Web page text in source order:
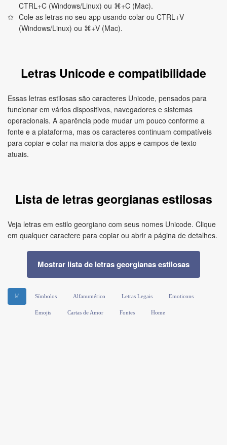
CTRL+C (Windows/Linux) ou ⌘+C (Mac).
Cole as letras no seu app usando colar ou CTRL+V
(Windows/Linux) ou ⌘+V (Mac).
Letras Unicode e compatibilidade
Essas letras estilosas são caracteres Unicode, pensados para
funcionar em vários dispositivos, navegadores e sistemas
operacionais. A aparência pode mudar um pouco conforme a
fonte e a plataforma, mas os caracteres continuam compatíveis
para copiar e colar na maioria dos apps e campos de texto
atuais.
Lista de letras georgianas estilosas
Veja letras em estilo georgiano com seus nomes Unicode. Clique
em qualquer caractere para copiar ou abrir a página de detalhes.
Mostrar lista de letras georgianas estilosas
Ⴞ Símbolos Alfanumérico Letras Legais Emoticons
Emojis Cartas de Amor Fontes Home